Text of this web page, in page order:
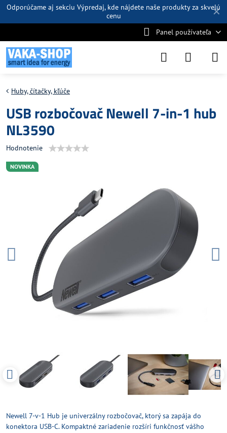
✕
Odporúčame aj sekciu Výpredaj, kde nájdete naše produkty za skvelú
cenu
Panel používateľa
NOVINKA
Huby, čítačky, kľúče
USB rozbočovač Newell 7-in-1 hub
NL3590
Hodnotenie
Newell 7-v-1 Hub je univerzálny rozbočovač, ktorý sa zapája do
konektora USB-C. Kompaktné zariadenie rozšíri funkčnosť vášho